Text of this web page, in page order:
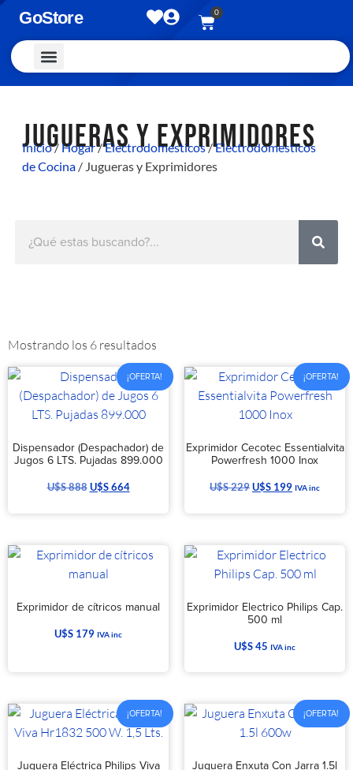
GoStore 0
JUGUERAS Y EXPRIMIDORES
Inicio/Hogar/Electrodomesticos/Electrodomesticos
de Cocina/ Jugueras y Exprimidores
Mostrando los 6 resultados
¡OFERTA!
Dispensador (Despachador) de
Jugos 6 LTS. Pujadas 899.000
U$S888 U$S664
¡OFERTA!
Exprimidor Cecotec Essentialvita
Powerfresh 1000 Inox
U$S229U$S 199 IVA inc
Exprimidor de cítricos manual
U$S 179 IVA inc
Exprimidor Electrico Philips Cap.
500 ml
U$S45 IVA inc
¡OFERTA!
Juguera Eléctrica Philips Viva
¡OFERTA!
Juguera Enxuta Con Jarra 1.5l